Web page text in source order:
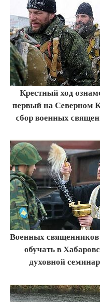
Крестный ход
первый на Северном
сбор военных
Военных
обучать в
духовной